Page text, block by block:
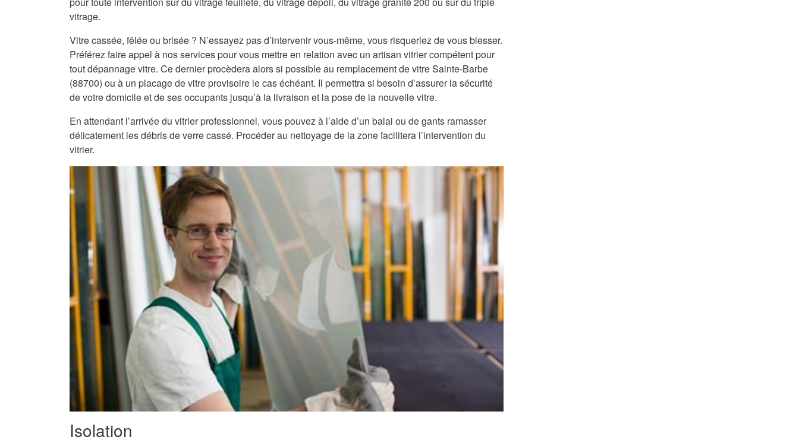
vitrage.
Vitre cassée, fêlée ou brisée ? N’essayez pas d’intervenir vous-même, vous risqueriez de vous blesser.
Préférez faire appel à nos services pour vous mettre en relation avec un artisan vitrier compétent pour
tout dépannage vitre. Ce dernier procèdera alors si possible au remplacement de vitre Sainte-Barbe
(88700) ou à un placage de vitre provisoire le cas échéant. Il permettra si besoin d’assurer la sécurité
de votre domicile et de ses occupants jusqu’à la livraison et la pose de la nouvelle vitre.
En attendant l’arrivée du vitrier professionnel, vous pouvez à l’aide d’un balai ou de gants ramasser
délicatement les débris de verre cassé. Procéder au nettoyage de la zone facilitera l’intervention du
vitrier.
Isolation